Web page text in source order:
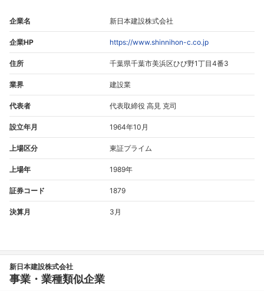
企業名 新日本建設株式会社
企業HP https://www.shinnihon-c.co.jp
住所 千葉県千葉市美浜区ひび野1丁目4番3
業界 建設業
代表者 代表取締役 高見 克司
設立年月 1964年10月
上場区分 東証プライム
上場年 1989年
証券コード 1879
決算月 3月
新日本建設株式会社
事業・業種類似企業